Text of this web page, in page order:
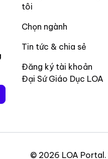
tôi
Chọn ngành
Tin tức & chia sẻ
Đăng ký tài khoản
Đại Sứ Giáo Dục LOA
© 2026 LOA Portal .